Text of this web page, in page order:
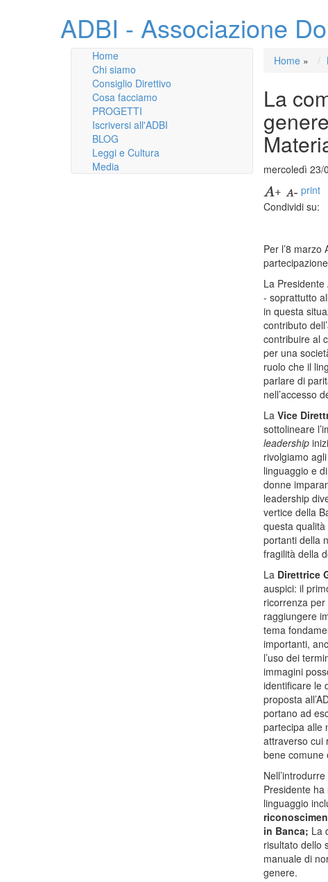
ADBI - Associazione
Home
Chi siamo
Consiglio Direttivo
Cosa facciamo
PROGETTI
Iscriversi all'ADBI
BLOG
Leggi e Cultura
Media
Home»
La
mercoledì 23/
print
Condividi su:
Per l’8
La Presidente
- soprattutto
in questa
contributo
contribuire al
per una
ruolo che il
parlare di
nell’accesso
La Vice
sottolineare
leadership
rivolgiamo
linguaggio e di
donne
leadership
vertice della
questa qualità
portanti della
fragilità della
La Direttrice
auspici: il
ricorrenza
raggiungere
tema
importanti,
l’uso dei
immagini
identificare le
proposta
portano ad
partecipa alle
attraverso cui
bene comune
Presidente
linguaggio
in Banca; La
risultato dello
manuale di
genere.